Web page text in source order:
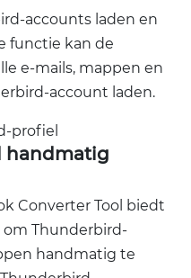
accounts laden en
functie kan de
e-mails, mappen en
account laden.
handmatig
Converter Tool biedt
om Thunderbird-
handmatig te